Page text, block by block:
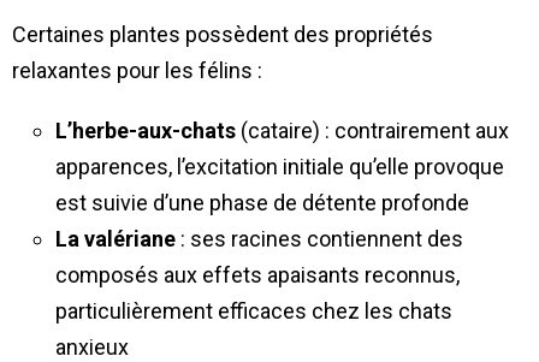
Certaines plantes possèdent des propriétés
relaxantes pour les félins :
L’herbe-aux-chats (cataire) : contrairement aux
apparences, l’excitation initiale qu’elle provoque
est suivie d’une phase de détente profonde
La valériane : ses racines contiennent des
composés aux effets apaisants reconnus,
particulièrement efficaces chez les chats
anxieux